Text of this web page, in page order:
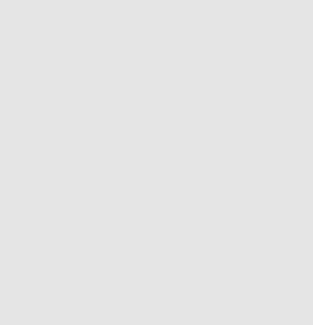
umożliwia prosty, beznarzędziowy montaż oraz
przenikanie wilgoci przez zamki, co
propozycja dla osób, które oczekują od